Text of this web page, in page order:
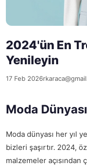
2024'ün En
Yenileyin
17 Feb 2026
Moda
Moda dünyası her yıl
bizleri şaşırtır. 2024,
malzemeler açısından